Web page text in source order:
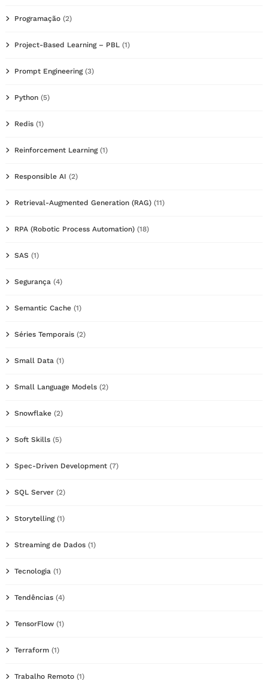
Programação (2)
Project-Based Learning – PBL (1)
Prompt Engineering(3)
Python (5)
Redis (1)
Reinforcement Learning(1)
Responsible AI (2)
Retrieval-Augmented Generation (RAG) (11)
RPA (Robotic Process Automation) (18)
SAS (1)
Segurança (4)
Semantic Cache (1)
Séries Temporais (2)
Small Data (1)
Small Language Models (2)
Snowflake (2)
Soft Skills (5)
Spec-Driven Development (7)
SQL Server (2)
Storytelling(1)
Streaming de Dados (1)
Tecnologia (1)
Tendências (4)
TensorFlow (1)
Terraform (1)
Trabalho Remoto (1)